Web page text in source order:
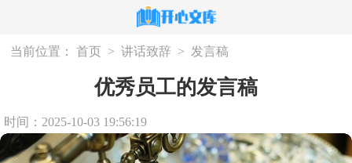
当前位置： 首页 > 讲话致辞 > 发言稿
优秀员工的发言稿
时间：2025-10-03 19:56:19